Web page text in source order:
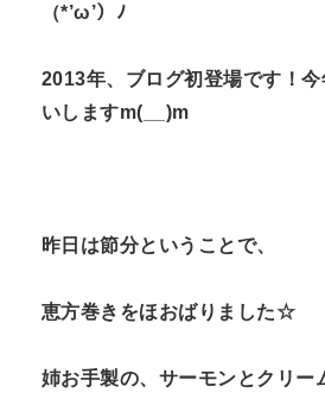
（*’ω’）ﾉ
2013年、ブログ初登場です！
いしますm(__)m
昨日は節分ということで、
恵方巻きをほおばりました☆
姉お手製の、サーモンとクリー